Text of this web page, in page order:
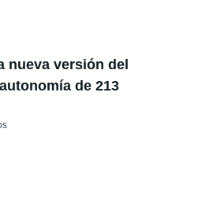
nueva versión del
de 213